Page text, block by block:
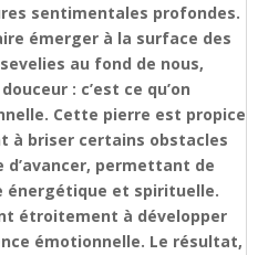
sentimentales profondes.
émerger à la surface des
au fond de nous,
: c’est ce qu’on
Cette pierre est propice
à briser certains obstacles
permettant de
énergétique et spirituelle.
étroitement à développer
émotionnelle. Le résultat,